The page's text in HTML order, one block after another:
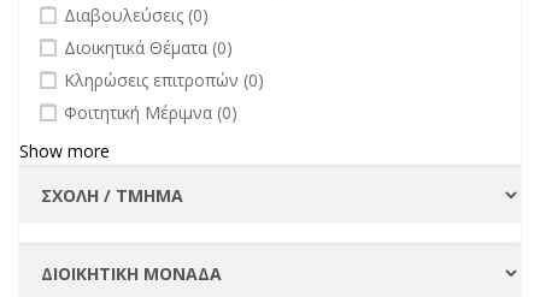
undefined
Διαβουλεύσεις (0)
undefined
Διοικητικά Θέματα (0)
undefined
Κληρώσεις επιτροπών (0)
undefined
Φοιτητική Μέριμνα (0)
Show more